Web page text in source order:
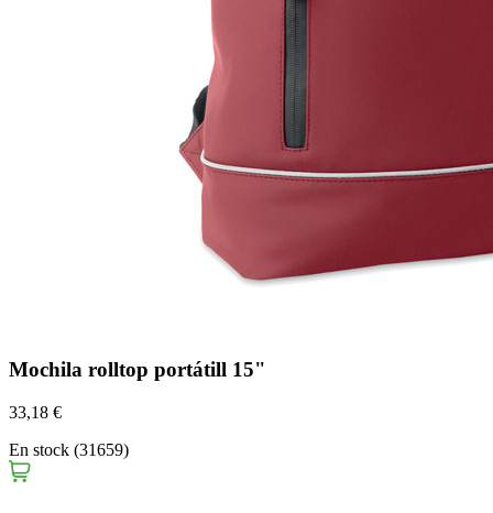
Mochila rolltop portátill 15"
33,18 €
En stock (31659)